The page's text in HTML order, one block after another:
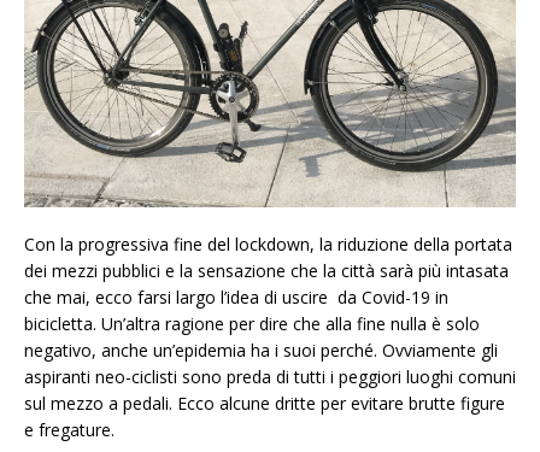
Con la progressiva fine del lockdown, la riduzione della portata
dei mezzi pubblici e la sensazione che la città sarà più intasata
che mai, ecco farsi largo l’idea di uscire da Covid-19 in
bicicletta. Un’altra ragione per dire che alla fine nulla è solo
negativo, anche un’epidemia ha i suoi perché. Ovviamente gli
aspiranti neo-ciclisti sono preda di tutti i peggiori luoghi comuni
sul mezzo a pedali. Ecco alcune dritte per evitare brutte figure
e fregature.